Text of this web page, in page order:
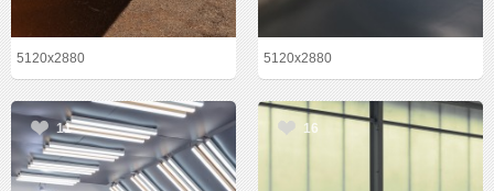
5120x2880 5120x2880
11 16